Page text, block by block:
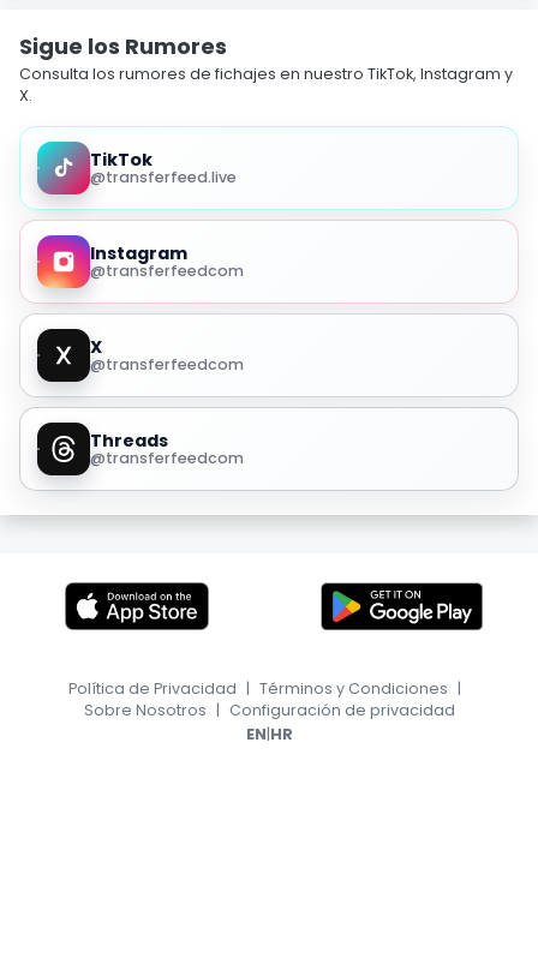
Sigue los Rumores
Consulta los rumores de fichajes en nuestro TikTok, Instagram y
X.
TikTok
@transferfeed.live
Instagram
@transferfeedcom
X
@transferfeedcom
Threads
@transferfeedcom
Política de Privacidad | Términos y Condiciones |
Sobre Nosotros | Configuración de privacidad
EN|HR